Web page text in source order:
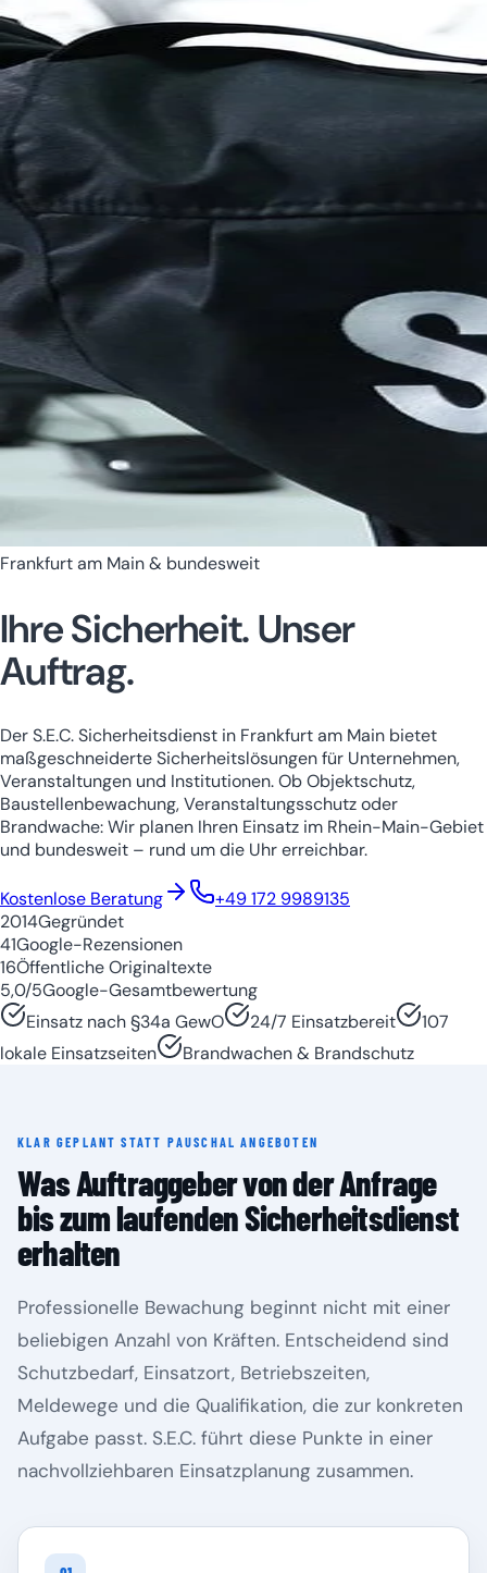
Bremen
Hessen
Frankfurt am Main & bundesweit
Ihre Sicherheit.Unser
Auftrag.
Der S.E.C. Sicherheitsdienst in Frankfurt am Main bietet
maßgeschneiderte Sicherheitslösungen für Unternehmen,
Veranstaltungen und Institutionen. Ob Objektschutz,
Baustellenbewachung, Veranstaltungsschutz oder
Brandwache: Wir planen Ihren Einsatz im Rhein-Main-Gebiet
und bundesweit – rund um die Uhr erreichbar.
Kostenlose Beratung
+49 172 9989135
2014Gegründet
41Google-Rezensionen
16Öffentliche Originaltexte
5,0/5Google-Gesamtbewertung
Einsatz nach §34a GewO
24/7 Einsatzbereit
107
lokale Einsatzseiten
Brandwachen & Brandschutz
KLAR GEPLANT STATT PAUSCHAL ANGEBOTEN
Was Auftraggeber von der Anfrage
bis zum laufenden Sicherheitsdienst
erhalten
Professionelle Bewachung beginnt nicht mit einer
beliebigen Anzahl von Kräften. Entscheidend sind
Schutzbedarf, Einsatzort, Betriebszeiten,
Meldewege und die Qualifikation, die zur konkreten
Aufgabe passt. S.E.C. führt diese Punkte in einer
nachvollziehbaren Einsatzplanung zusammen.